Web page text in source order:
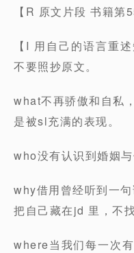
【R 原文片段 书籍第
【I 用自己的语言重
不要照抄原文。
what不再骄傲和自私
是被sl充满的表现。
who没有认识到婚姻
why借用曾经听到一
把自己藏在jd 里，不
where当我们每一次